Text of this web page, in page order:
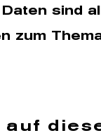
sind
zum